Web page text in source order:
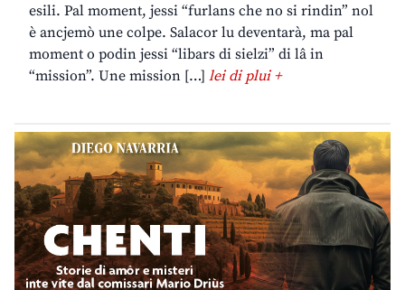
esili. Pal moment, jessi “furlans che no si rindin” nol
è ancjemò une colpe. Salacor lu deventarà, ma pal
moment o podin jessi “libars di sielzi” di lâ in
“mission”. Une mission […] lei di plui +